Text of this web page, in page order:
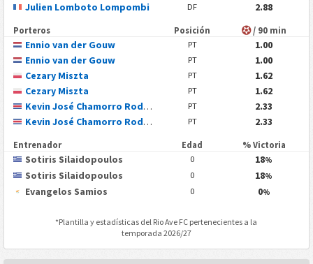
Julien Lomboto Lompombi
DF 2.88
Porteros Posición / 90 min
Ennio van der Gouw PT
1.00
Ennio van der Gouw
PT
1.00
Cezary Miszta
PT
1.62
Cezary Miszta
PT
1.62
Kevin José Chamorro Rodríguez
PT
2.33
Kevin José Chamorro Rodríguez
PT 2.33
Entrenador Edad % Victoria
Sotiris Silaidopoulos 0 18%
Sotiris Silaidopoulos 0 18%
Evangelos Samios 0 0%
*Plantilla y estadísticas del Rio Ave FC pertenecientes a la
temporada 2026/27